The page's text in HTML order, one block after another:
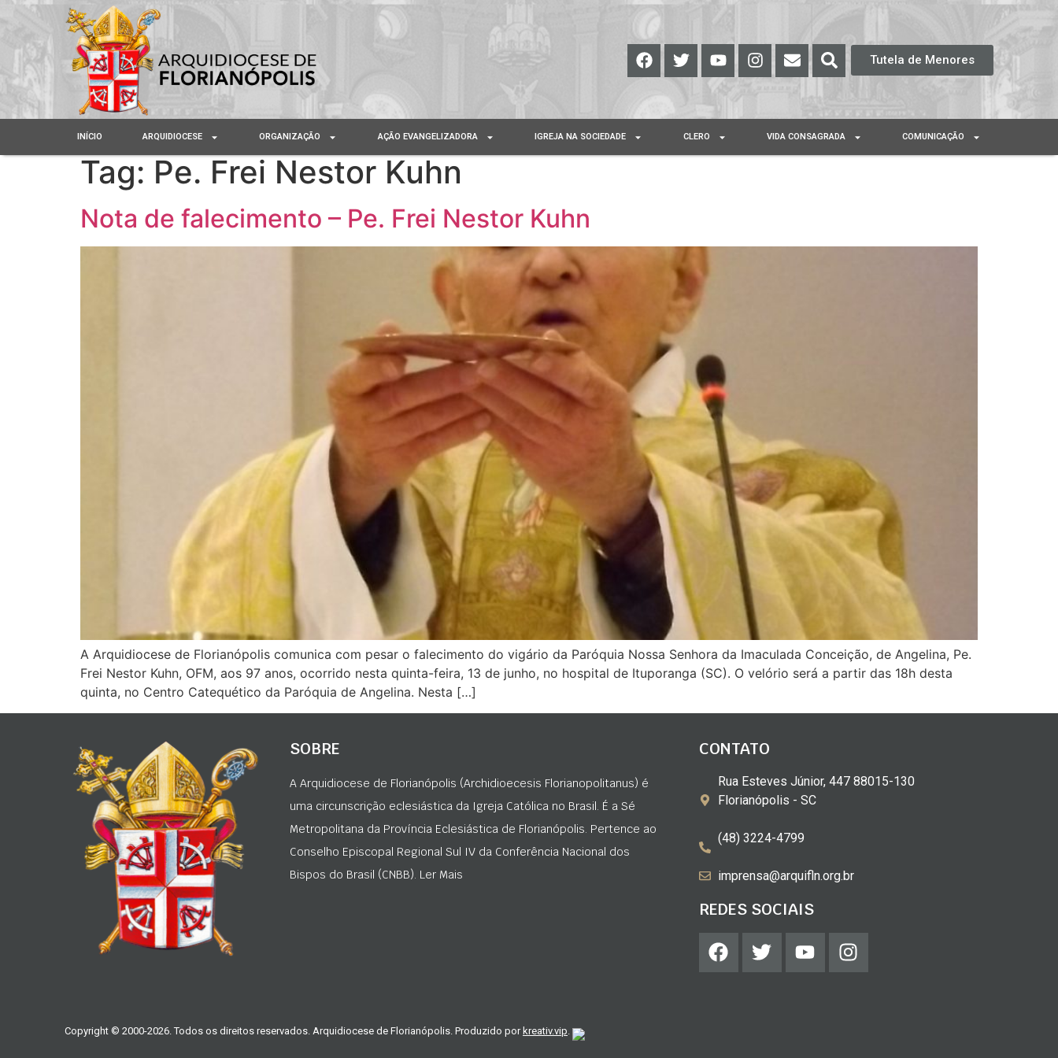
Tutela de Menores
INÍCIO ARQUIDIOCESE ORGANIZAÇÃO AÇÃO EVANGELIZADORA IGREJA NA SOCIEDADE CLERO VIDA CONSAGRADA COMUNICAÇÃO
Tag: Pe. Frei Nestor Kuhn
Nota de falecimento – Pe. Frei Nestor Kuhn
A Arquidiocese de Florianópolis comunica com pesar o falecimento do vigário da Paróquia Nossa Senhora da Imaculada Conceição, de Angelina, Pe.
Frei Nestor Kuhn, OFM, aos 97 anos, ocorrido nesta quinta-feira, 13 de junho, no hospital de Ituporanga (SC). O velório será a partir das 18h desta
quinta, no Centro Catequético da Paróquia de Angelina. Nesta […]
SOBRE
A Arquidiocese de Florianópolis (Archidioecesis Florianopolitanus) é
uma circunscrição eclesiástica da Igreja Católica no Brasil. É a Sé
Metropolitana da Província Eclesiástica de Florianópolis. Pertence ao
Conselho Episcopal Regional Sul IV da Conferência Nacional dos
Bispos do Brasil (CNBB). Ler Mais
CONTATO
Rua Esteves Júnior, 447 88015-130
Florianópolis - SC
(48) 3224-4799
imprensa@arquifln.org.br
REDES SOCIAIS
Copyright © 2000-2026. Todos os direitos reservados. Arquidiocese de Florianópolis. Produzido porkreativ.vip